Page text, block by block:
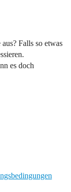
Falls so etwas
es doch